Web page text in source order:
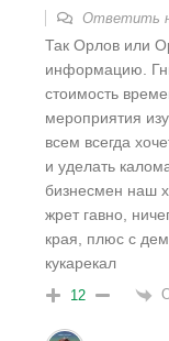
Ответить
Так Орлов или
информацию.
стоимость
мероприятия
всем всегда
и уделать
бизнесмен наш
жрет гавно,
края, плюс с
кукарекал
12